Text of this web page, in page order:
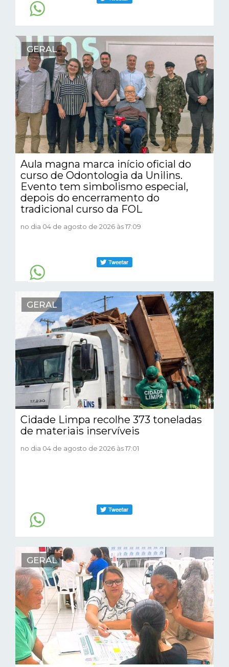
GERAL
Aula magna marca início oficial do
curso de Odontologia da Unilins.
Evento tem simbolismo especial,
depois do encerramento do
tradicional curso da FOL
no dia 04 de agosto de 2026 às 17:09
GERAL
Cidade Limpa recolhe 373 toneladas
de materiais inservíveis
no dia 04 de agosto de 2026 às 17:01
GERAL